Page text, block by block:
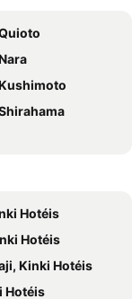
Denden Town
Hotéis
Hotéis
Kinki Hotéis
Hotéis